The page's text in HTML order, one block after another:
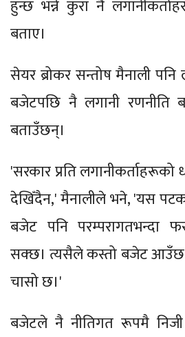
हुन्छ भन्ने कुरा नै
बताए।
सेयर ब्रोकर सन्तोष मैनाली
बजेटपछि नै लगानी रणनीति
बताउँछन्।
'सरकार प्रति
देखिँदैन,' मैनालीले भने, 'यस
बजेट पनि
सक्छ। त्यसैले कस्तो बजेट आउँछ
चासो छ।'
बजेटले नै नीतिगत रूपमै निजी